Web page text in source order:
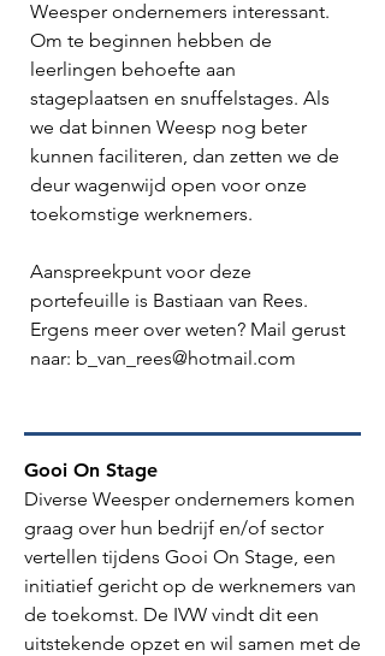
Weesper ondernemers interessant.
Om te beginnen hebben de
leerlingen behoefte aan
stageplaatsen en snuffelstages. Als
we dat binnen Weesp nog beter
kunnen faciliteren, dan zetten we de
deur wagenwijd open voor onze
toekomstige werknemers.
Aanspreekpunt voor deze
portefeuille is Bastiaan van Rees.
Ergens meer over weten? Mail gerust
naar: b_van_rees@hotmail.com
Gooi On Stage
Diverse Weesper ondernemers komen
graag over hun bedrijf en/of sector
vertellen tijdens Gooi On Stage, een
initiatief gericht op de werknemers van
de toekomst. De IVW vindt dit een
uitstekende opzet en wil samen met de